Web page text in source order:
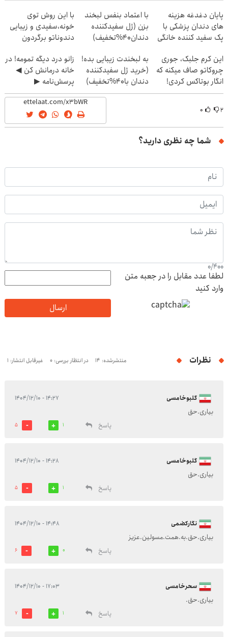
پایان دغدغه هزینه
های دندان پزشکی با
پک سفید کننده خانگی
با اعتماد بنفس لبخند
بزن (ژل سفیدکننده
دندان40%تخفیف)
با این روش توی
خونه،سفیدی و زیبایی
دندوناتو برگردون
این کرم جلبک، جوری
چروکاتو صاف میکنه که
انگار بوتاکس کردی!
(تخفیف ویژه)
به لبخندت زیبایی بده!
(خرید ژل سفیدکننده
دندان با40%تخفیف)
زانو درد دیگه تمومه! در
خانه درمانش کن ◀
پرسش‌نامه ▶
۲ ۰
شما چه نظری دارید؟
0/400
لطفا عدد مقابل را در جعبه متن
وارد کنید
ارسال
نظرات منتشرشده: 14 در انتظار بررسی: 0 غیرقابل انتشار: 1
گلبوخامسی ۱۴:۲۷ - ۱۴۰۴/۱۲/۱۰
بیاری.حق
پاسخ
1
5
گلبوخامسی ۱۴:۲۸ - ۱۴۰۴/۱۲/۱۰
بیاری.حق
پاسخ
1
5
نگارکضمی ۱۴:۴۸ - ۱۴۰۴/۱۲/۱۰
بیاری.حق.به.همت.مسولین.عزیز
پاسخ
0
6
سحرخامسی ۱۷:۰۳ - ۱۴۰۴/۱۲/۱۰
بیاری.حق.
پاسخ
1
7